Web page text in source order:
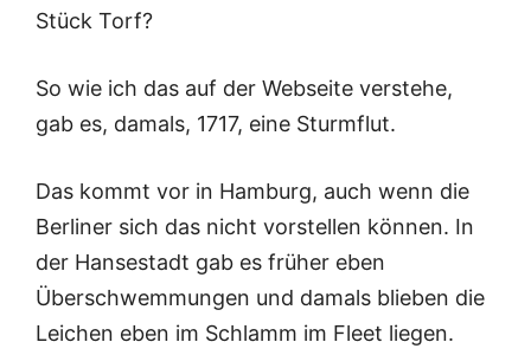
Stück Torf?
So wie ich das auf der Webseite verstehe,
gab es, damals, 1717, eine Sturmflut.
Das kommt vor in Hamburg, auch wenn die
Berliner sich das nicht vorstellen können. In
der Hansestadt gab es früher eben
Überschwemmungen und damals blieben die
Leichen eben im Schlamm im Fleet liegen.